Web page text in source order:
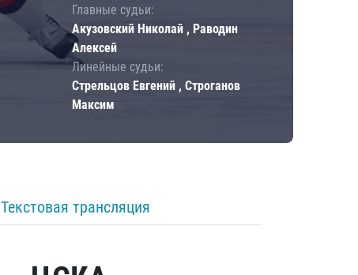
Главные судьи:
Акузовский Николай , Раводин
Алексей
Линейные судьи:
Стрельцов Евгений , Строганов
Максим
Текстовая трансляция